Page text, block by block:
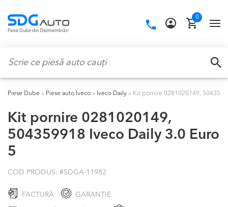
navigation
content
Piese Dube din Dezmembrări
Call
0
Piese Dube » Piese auto Iveco » Iveco Daily » Kit pornire 0281020149,
Kit pornire 0281020149,
504359918 Iveco Daily 3.0 Euro
5
COD PRODUS: #SDGA-11982
FACTURĂ GARANȚIE